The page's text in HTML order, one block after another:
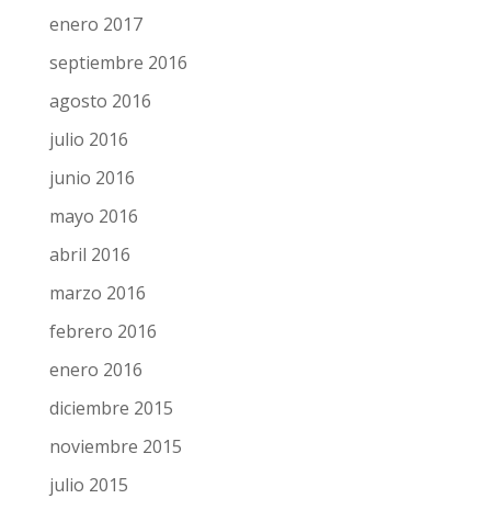
enero 2017
septiembre 2016
agosto 2016
julio 2016
junio 2016
mayo 2016
abril 2016
marzo 2016
febrero 2016
enero 2016
diciembre 2015
noviembre 2015
julio 2015